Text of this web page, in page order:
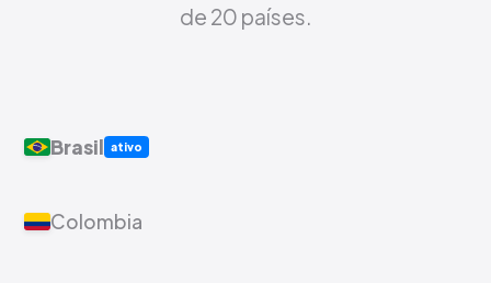
de 20 países.
Brasil ativo
Colombia